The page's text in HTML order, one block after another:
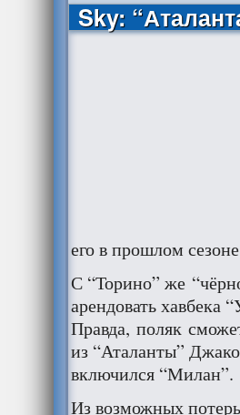
Sky:
его в прошлом
С “Торино” же
арендовать хавбека
Правда, поляк
из “Аталанты”
включился “Милан”.
Из возможных